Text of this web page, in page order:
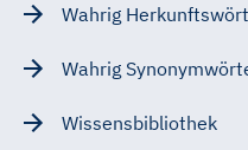
Wahrig
Wahrig
Wissensbibliothek